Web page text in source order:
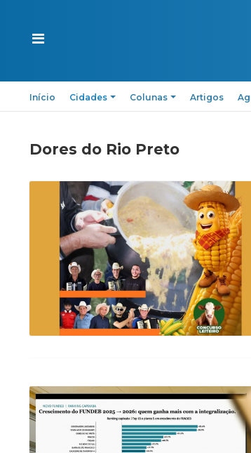
Início Cidades Colunas Artigos
Dores do Rio Preto